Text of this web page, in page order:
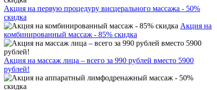
Акция на первую процедуру висцерального массажа - 50%
скидка
Акция на
комбинированный массаж - 85% скидка
Акция на массаж лица – всего за 990 рублей вместо 5900
рублей!